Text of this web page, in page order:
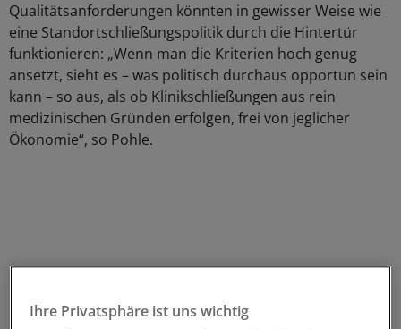
Qualitätsanforderungen könnten in gewisser Weise wie
eine Standortschließungspolitik durch die Hintertür
funktionieren: „Wenn man die Kriterien hoch genug
ansetzt, sieht es – was politisch durchaus opportun sein
kann – so aus, als ob Klinikschließungen aus rein
medizinischen Gründen erfolgen, frei von jeglicher
Ökonomie“, so Pohle.
Ihre Privatsphäre ist uns wichtig